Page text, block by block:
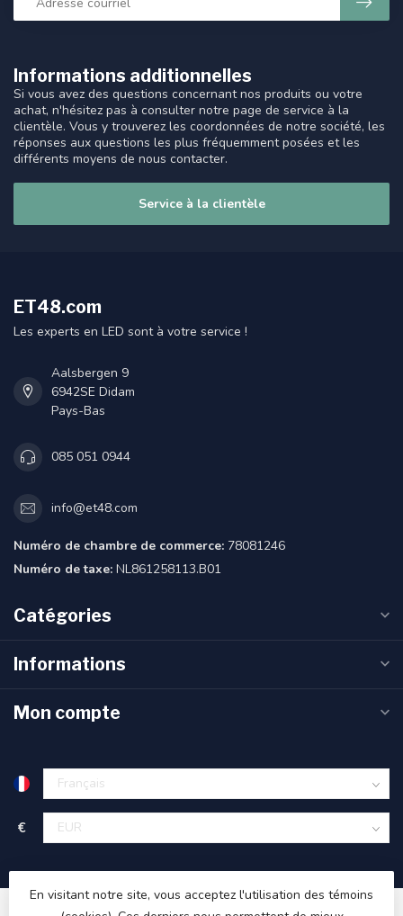
Informations additionnelles
Si vous avez des questions concernant nos produits ou votre
achat, n'hésitez pas à consulter notre page de service à la
clientèle. Vous y trouverez les coordonnées de notre société, les
réponses aux questions les plus fréquemment posées et les
différents moyens de nous contacter.
Service à la clientèle
ET48.com
Les experts en LED sont à votre service !
Aalsbergen 9
6942SE Didam
Pays-Bas
085 051 0944
info@et48.com
Numéro de chambre de commerce: 78081246
Numéro de taxe: NL861258113.B01
Catégories
Informations
Mon compte
€
En visitant notre site, vous acceptez l'utilisation des témoins